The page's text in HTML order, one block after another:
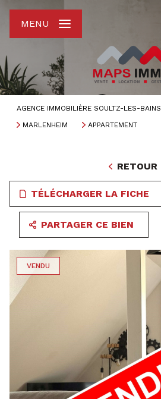
MENU
AGENCE IMMOBILIÈRE SOULTZ-LES-BAINS
MARLENHEIM
APPARTEMENT
RETOUR
TÉLÉCHARGER LA FICHE
PARTAGER CE BIEN
VENDU